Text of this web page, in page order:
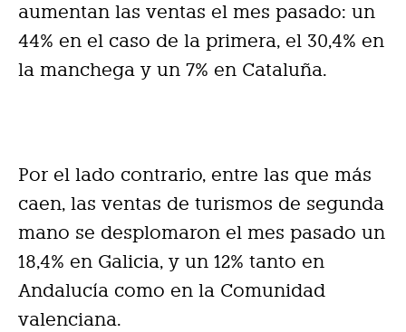
aumentan las ventas el mes pasado: un
44% en el caso de la primera, el 30,4% en
la manchega y un 7% en Cataluña.
Por el lado contrario, entre las que más
caen, las ventas de turismos de segunda
mano se desplomaron el mes pasado un
18,4% en Galicia, y un 12% tanto en
Andalucía como en la Comunidad
valenciana.